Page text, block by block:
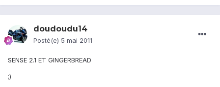
doudoudu14
Posté(e) 5 mai 2011
SENSE 2.1 ET GINGERBREAD
;)